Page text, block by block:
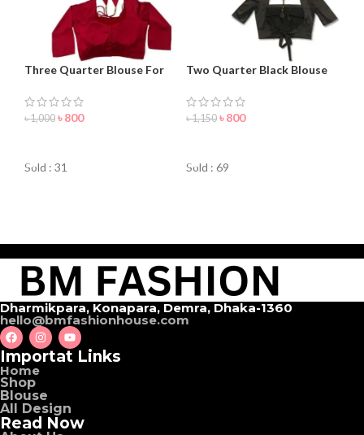
Three Quarter Blouse For
৳1,000 ৳800
Sold : 31
Two Quarter Black Blouse
৳1,150 ৳800
Sold : 69
Dharmikpara, Konapara, Demra, Dhaka-1360
hello@bmfashionhouse.com
Importat Links
Home
Shop
Blouse
All Design
Read Now